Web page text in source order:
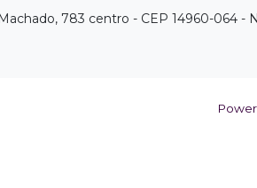
783 centro - CEP 14960-064 -